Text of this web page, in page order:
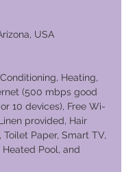
USA
Heating,
(500 mbps good
10 devices), Free Wi-
provided, Hair
Toilet Paper, Smart TV,
Heated Pool, and